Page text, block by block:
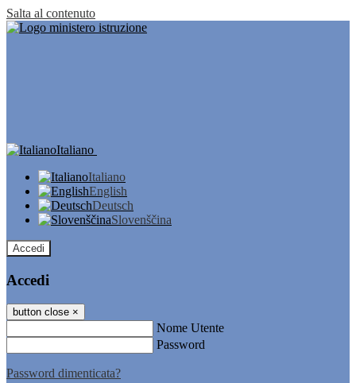
Salta al contenuto
Italiano
Italiano
English
Deutsch
Slovenščina
Accedi
Accedi
button close ×
Nome Utente
Password
Password dimenticata?